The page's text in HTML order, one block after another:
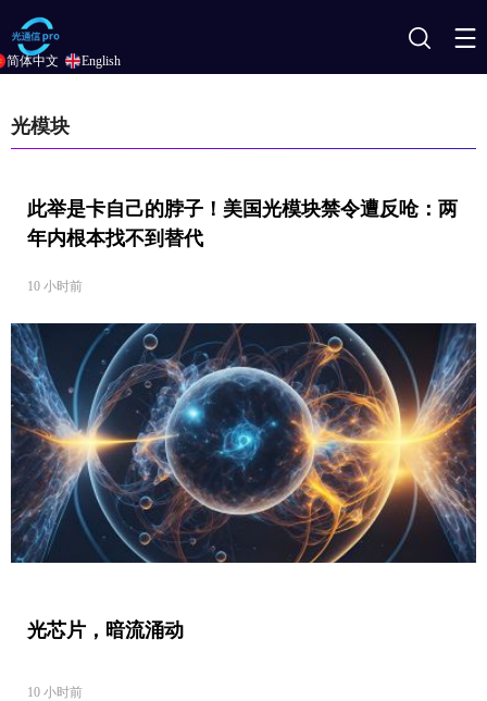
搜
光模块
此举是卡自己的脖子！美国光模块禁令遭反呛：两
年内根本找不到替代
10 小时前
光芯片，暗流涌动
10 小时前
简体中文 English